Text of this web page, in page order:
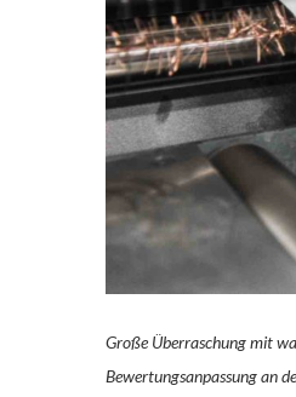
Große Überraschung mit
Bewertungsanpassung an